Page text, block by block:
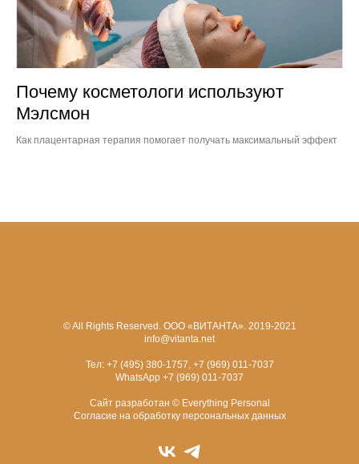
Почему косметологи используют
Мэлсмон
Как плацентарная терапия помогает получать максимальный эффект
© All Rights Reserved. ООО «ВИТАНТА». 2019-2021
info@vitanta.net
Тел: +7 (495) 380-1757, +7 (969) 011-7037
WhatsApp +7 (969) 011-7037
Сайт разработан © Everything Personal
Согласие на обработку персональных данных